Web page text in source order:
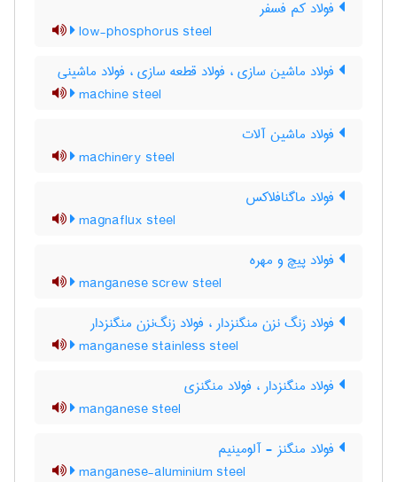
فولاد کم فسفر
low-phosphorus steel
فولاد ماشین سازی ، فولاد قطعه سازی ، فولاد ماشینی
machine steel
فولاد ماشین آلات
machinery steel
فولاد ماگنافلاکس
magnaflux steel
فولاد پیچ و مهره
manganese screw steel
فولاد زنگ نزن منگنزدار ، فولاد زنگ‌نزن منگنزدار
manganese stainless steel
فولاد منگنزدار ، فولاد منگنزی
manganese steel
فولاد منگنز - آلومینیم
manganese-aluminium steel